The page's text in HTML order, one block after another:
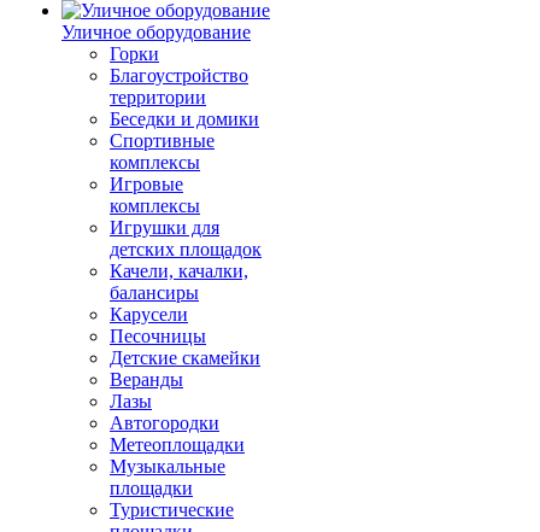
Уличное оборудование
Горки
Благоустройство
территории
Беседки и домики
Спортивные
комплексы
Игровые
комплексы
Игрушки для
детских площадок
Качели, качалки,
балансиры
Карусели
Песочницы
Детские скамейки
Веранды
Лазы
Автогородки
Метеоплощадки
Музыкальные
площадки
Туристические